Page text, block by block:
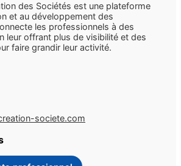
des Sociétés est une plateforme
et au développement des
les professionnels à des
leur offrant plus de visibilité et des
faire grandir leur activité.
societe.com